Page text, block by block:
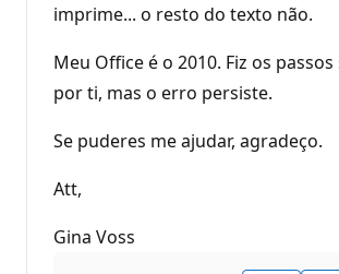
imprime... o resto do texto não.
Meu Office é o 2010. Fiz os
por ti, mas o erro persiste.
Se puderes me ajudar, agradeço.
Att,
Gina Voss